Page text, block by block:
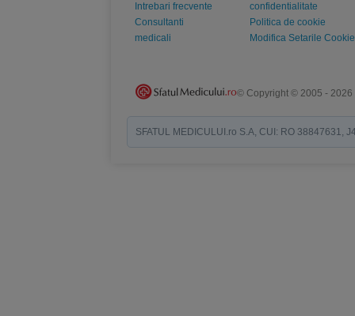
Intrebari frecvente
Consultanti
medicali
confidentialitate
Politica de cookie
Modifica Setarile Cookie
© Copyright © 2005 - 2026
SFATUL MEDICULUI.ro S.A, CUI: RO 38847631,